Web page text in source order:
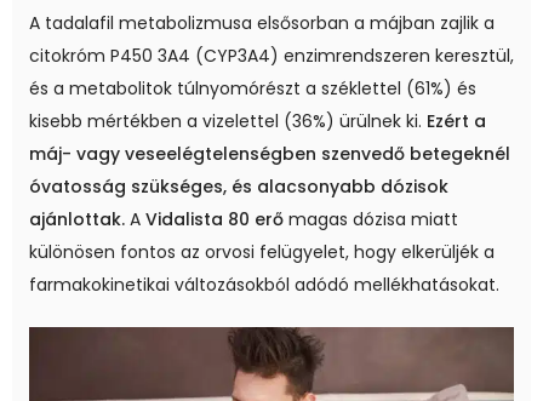
A tadalafil metabolizmusa elsősorban a májban zajlik a
citokróm P450 3A4 (CYP3A4) enzimrendszeren keresztül,
és a metabolitok túlnyomórészt a széklettel (61%) és
kisebb mértékben a vizelettel (36%) ürülnek ki. Ezért a
máj- vagy veseelégtelenségben szenvedő betegeknél
óvatosság szükséges, és alacsonyabb dózisok
ajánlottak. A Vidalista 80 erő magas dózisa miatt
különösen fontos az orvosi felügyelet, hogy elkerüljék a
farmakokinetikai változásokból adódó mellékhatásokat.